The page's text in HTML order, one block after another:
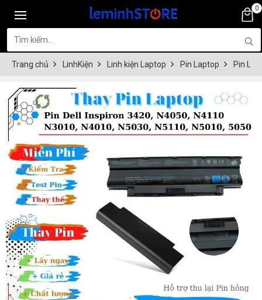
0
Trang chủ LinhKiện Linh kiện Laptop Pin Laptop Pin